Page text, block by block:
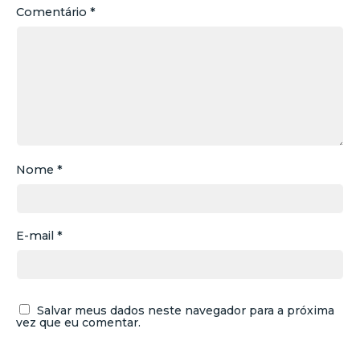
Comentário *
Nome *
E-mail *
Salvar meus dados neste navegador para a próxima
vez que eu comentar.